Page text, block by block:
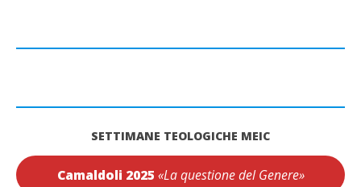
SETTIMANE TEOLOGICHE MEIC
Camaldoli 2025 «La questione del Genere»